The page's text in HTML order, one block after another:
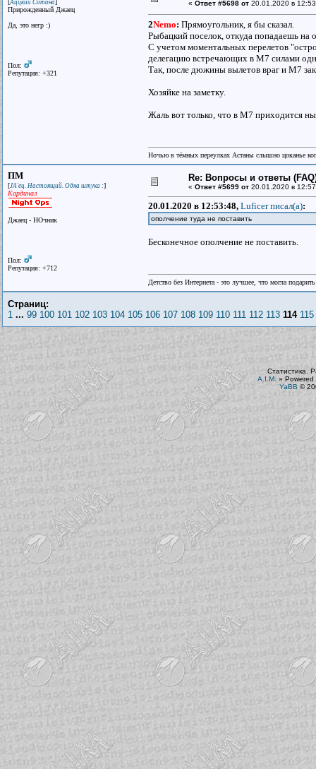
[Аццкий Сотона]
Прирожденный Джаец
Да, это негр :)
Пол:
Репутация: +321
« Ответ #5698 от 20.01.2020 в
2Nemo: Прямоугольник, я бы сказал.
Рыбацкий поселок, откуда попадаешь на
С учетом моментальных перелетов
делегацию встречающих в М7 силами
Так, после дюжины вылетов враг и М7
Хозяйке на заметку.
Жаль вот только, что в М7 приходится
Ночью в тёмных переулках Астаны слышно цоканье
ПМ
[JA'ец. Настоящий. Одна штука :]
Кардинал
Джаец - НОчник
Пол:
Репутация: +712
Re: Вопросы и ответы
« Ответ #5699 от 20.01.2020 в
20.01.2020 в 12:53:48, Luficer писал(a):
ополчение туда не поставить
Бесконечное ополчение не поставить.
Детство без Интернета - это лучшее, что могла
Страниц:
1 ... 99 100 101 102 103 104 105 106 107 108 109 110 111 112 113 114 115
Статистика.
A.I.M. » Powered
YaBB ©